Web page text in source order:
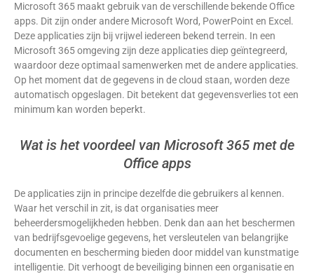
Microsoft 365 maakt gebruik van de verschillende bekende Office
apps. Dit zijn onder andere Microsoft Word, PowerPoint en Excel.
Deze applicaties zijn bij vrijwel iedereen bekend terrein. In een
Microsoft 365 omgeving zijn deze applicaties diep geïntegreerd,
waardoor deze optimaal samenwerken met de andere applicaties.
Op het moment dat de gegevens in de cloud staan, worden deze
automatisch opgeslagen. Dit betekent dat gegevensverlies tot een
minimum kan worden beperkt.
Wat is het voordeel van Microsoft 365 met de
Office apps
De applicaties zijn in principe dezelfde die gebruikers al kennen.
Waar het verschil in zit, is dat organisaties meer
beheerdersmogelijkheden hebben. Denk dan aan het beschermen
van bedrijfsgevoelige gegevens, het versleutelen van belangrijke
documenten en bescherming bieden door middel van kunstmatige
intelligentie. Dit verhoogt de beveiliging binnen een organisatie en